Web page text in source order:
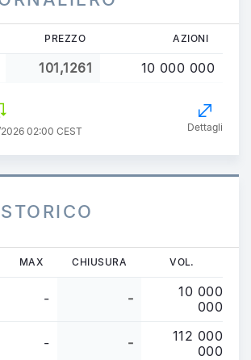
PREZZO AZIONI
101,1261 10 000 000
02:00 CEST Dettagli
MAX CHIUSURA VOL.
- -
10 000
000
- -
112 000
000